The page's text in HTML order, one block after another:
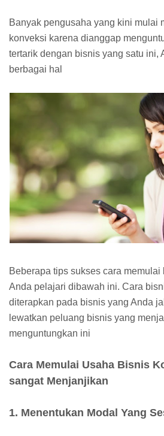
Banyak pengusaha yang kini mulai
konveksi karena dianggap
tertarik dengan bisnis yang satu ini,
berbagai hal
Beberapa tips sukses cara
Anda pelajari dibawah ini. Cara
diterapkan pada bisnis yang Anda
lewatkan peluang bisnis yang
menguntungkan ini
Cara Memulai Usaha Bisnis
sangat Menjanjikan
1. Menentukan Modal Yang